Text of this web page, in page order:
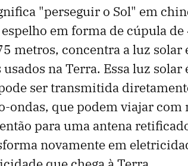
"perseguir o Sol" em
em forma de cúpula de
metros, concentra a luz solar
​​na Terra. Essa luz solar
ser transmitida
ondas, que podem viajar com
para uma antena
novamente em